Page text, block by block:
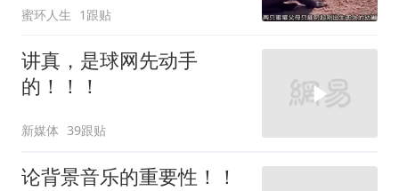
蜜环人生 1跟贴
讲真，是球网先动手
的！！！
新媒体 39跟贴
论背景音乐的重要性！！